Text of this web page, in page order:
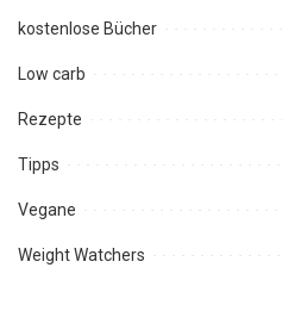
kostenlose Bücher
Low carb
Rezepte
Tipps
Vegane
Weight Watchers